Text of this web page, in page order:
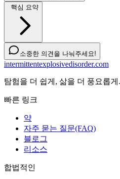
핵심 요약
소중한 의견을 나눠주세요!
intermittentexplosivedisorder.com
탐험을 더 쉽게, 삶을 더 풍요롭게.
빠른 링크
약
자주 묻는 질문(FAQ)
블로그
리소스
합법적인